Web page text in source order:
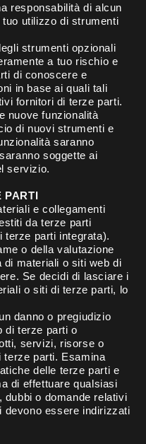
responsabilità di alcun
utilizzo di strumenti
strumenti opzionali
a tuo rischio e
di conoscere e
in base ai quali tali
fornitori di terze parti.
nuove funzionalità
di nuovi strumenti e
saranno
soggette ai
servizio.
PARTI
e collegamenti
da terze parti
terze parti integrata).
o della valutazione
di materiali o siti web di
Se decidi di lasciare i
o siti di terze parti, lo
danno o pregiudizio
di terze parti o
servizi, risorse o
terze parti. Esamina
delle terze parti e
di effettuare qualsiasi
o domande relativi
devono essere indirizzati